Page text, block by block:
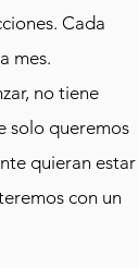
Cada
mes.
no tiene
solo queremos
quieran estar
con un